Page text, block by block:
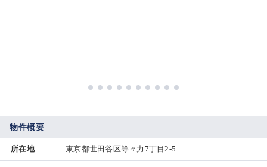
物件概要
所在地 東京都世田谷区等々力7丁目2-5